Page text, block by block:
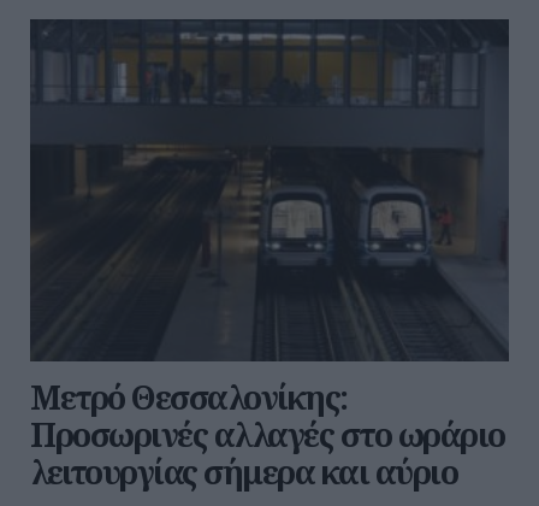
Μετρό Θεσσαλονίκης:
Προσωρινές αλλαγές στο ωράριο
λειτουργίας σήμερα και αύριο